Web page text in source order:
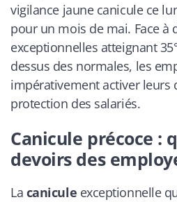
vigilance jaune canicule ce
pour un mois de mai. Face à
exceptionnelles atteignant
dessus des normales, les
impérativement activer leurs
protection des salariés.
Canicule précoce :
devoirs des
La canicule exceptionnelle